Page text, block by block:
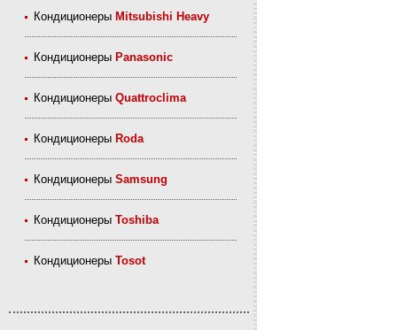
Кондиционеры Mitsubishi Heavy
Кондиционеры Panasonic
КондиционерыQuattroclima
Кондиционеры Roda
КондиционерыSamsung
КондиционерыToshiba
КондиционерыTosot